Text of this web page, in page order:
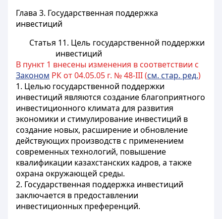
Глава 3. Государственная поддержка
инвестиций
Статья 11. Цель государственной поддержки
инвестиций
В пункт 1 внесены изменения в соответствии с
Законом РК от 04.05.05 г. № 48-III (см. стар. ред.)
1. Целью государственной поддержки
инвестиций являются создание благоприятного
инвестиционного климата для развития
экономики и стимулирование инвестиций в
создание новых, расширение и обновление
действующих производств с применением
современных технологий, повышение
квалификации казахстанских кадров, а также
охрана окружающей среды.
2. Государственная поддержка инвестиций
заключается в предоставлении
инвестиционных преференций.